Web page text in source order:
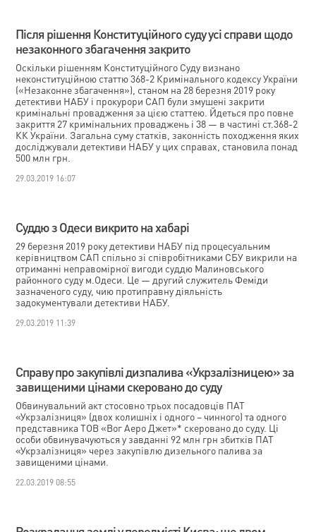
Після рішення Конституційного суду усі справи щодо
незаконного збагачення закрито
Оскільки рішенням Конституційного Суду визнано
неконституційною статтю 368-2 Кримінального кодексу України
(«Незаконне збагачення»), станом на 28 березня 2019 року
детективи НАБУ і прокурори САП були змушені закрити
кримінальні провадження за цією статтею. Йдеться про повне
закриття 27 кримінальних проваджень і 38 — в частині ст.368-2
КК України. Загальна суму статків, законність походження яких
досліджували детективи НАБУ у цих справах, становила понад
500 млн грн.
29.03.2019 16:07
Суддю з Одеси викрито на хабарі
29 березня 2019 року детективи НАБУ під процесуальним
керівництвом САП спільно зі співробітниками СБУ викрили на
отриманні неправомірної вигоди суддю Малиновського
районного суду м.Одеси. Це — другий служитель Феміди
зазначеного суду, чию протиправну діяльність
задокументували детективи НАБУ.
29.03.2019 11:39
Справу про закупівлі дизпалива «Укрзалізницею» за
завищеними цінами скеровано до суду
Обвинувальний акт стосовно трьох посадовців ПАТ
«Укрзалізниця» (двох колишніх і одного – чинного) та одного
представника ТОВ «Вог Аеро Джет»* скеровано до суду. Ці
особи обвинувачуються у завданні 92 млн грн збитків ПАТ
«Укрзалізниця» через закупівлю дизельного палива за
завищеними цінами.
22.03.2019 08:55